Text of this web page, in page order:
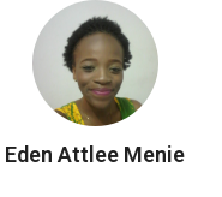
Eden Attlee Menie